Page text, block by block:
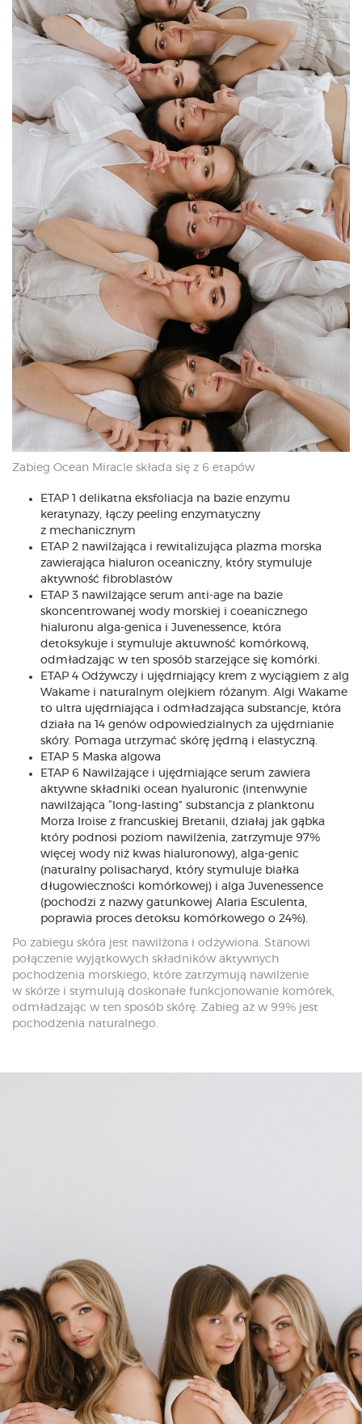
Zabieg Ocean Miracle składa się z 6 etapów
ETAP 1 delikatna eksfoliacja na bazie enzymu
keratynazy, łączy peeling enzymatyczny
z mechanicznym
ETAP 2 nawilżająca i rewitalizująca plazma morska
zawierająca hialuron oceaniczny, który stymuluje
aktywność fibroblastów
ETAP 3 nawilżające serum anti-age na bazie
skoncentrowanej wody morskiej i coeanicznego
hialuronu alga-genica i Juvenessence, która
detoksykuje i stymuluje aktuwność komórkową,
odmładzając w ten sposób starzejące się komórki.
ETAP 4 Odżywczy i ujędrniający krem z wyciągiem z alg
Wakame i naturalnym olejkiem różanym. Algi Wakame
to ultra ujędrniająca i odmładzająca substancje, która
działa na 14 genów odpowiedzialnych za ujędrnianie
skóry. Pomaga utrzymać skórę jędrną i elastyczną.
ETAP 5 Maska algowa
ETAP 6 Nawilżające i ujędrniające serum zawiera
aktywne składniki ocean hyaluronic (intenwynie
nawilżająca “long-lasting” substancja z planktonu
Morza Iroise z francuskiej Bretanii, działaj jak gąbka
który podnosi poziom nawilżenia, zatrzymuje 97%
więcej wody niż kwas hialuronowy), alga-genic
(naturalny polisacharyd, który stymuluje białka
długowieczności komórkowej) i alga Juvenessence
(pochodzi z nazwy gatunkowej Alaria Esculenta,
poprawia proces detoksu komórkowego o 24%).
Po zabiegu skóra jest nawilżona i odżywiona. Stanowi
połączenie wyjątkowych składników aktywnych
pochodzenia morskiego, które zatrzymują nawilżenie
w skórze i stymulują doskonałe funkcjonowanie komórek,
odmładzając w ten sposób skórę. Zabieg aż w 99% jest
pochodzenia naturalnego.